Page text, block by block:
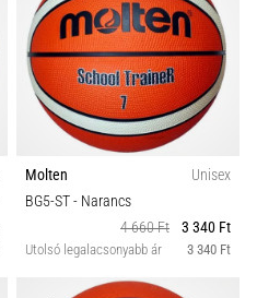
Molten
Unisex
BG5-ST- Narancs
4 660 Ft
3 340 Ft
Utolsó legalacsonyabb ár 3 340 Ft